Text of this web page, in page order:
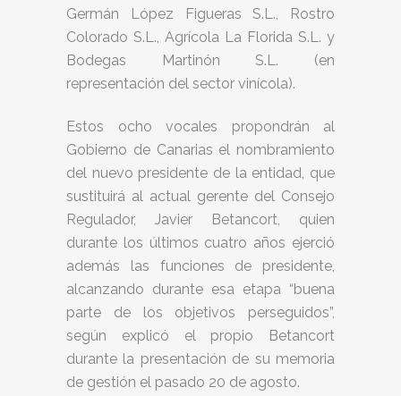
Germán López Figueras S.L., Rostro
Colorado S.L., Agrícola La Florida S.L. y
Bodegas Martinón S.L. (en
representación del sector vinícola).
Estos ocho vocales propondrán al
Gobierno de Canarias el nombramiento
del nuevo presidente de la entidad, que
sustituirá al actual gerente del Consejo
Regulador, Javier Betancort, quien
durante los últimos cuatro años ejerció
además las funciones de presidente,
alcanzando durante esa etapa “buena
parte de los objetivos perseguidos”,
según explicó el propio Betancort
durante la presentación de su memoria
de gestión el pasado 20 de agosto.